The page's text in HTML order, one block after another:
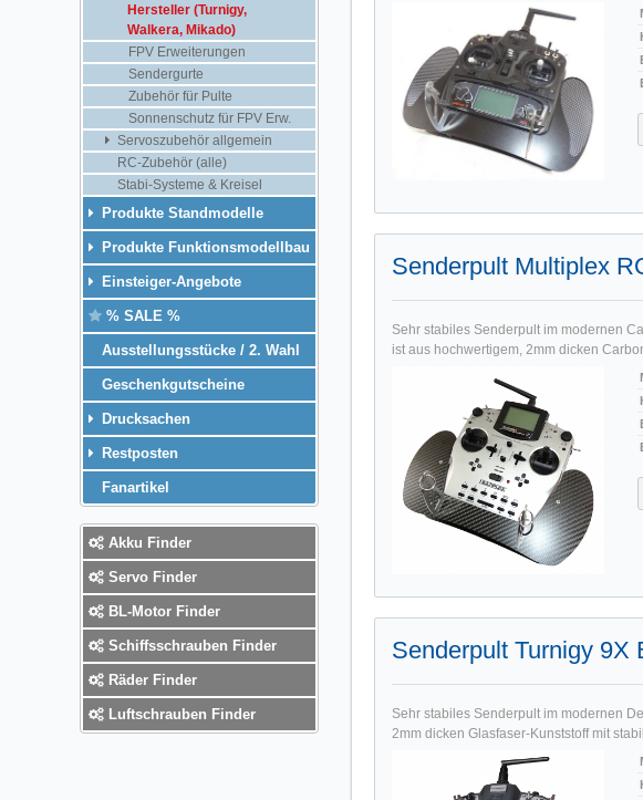
Senderpult Multiplex
Sehr stabiles Senderpult im modernen
ist aus hochwertigem, 2mm dicken
Senderpult Turnigy 9X
Sehr stabiles Senderpult im modernen
2mm dicken Glasfaser-Kunststoff mit
Hersteller (Turnigy,
Walkera, Mikado)
FPV Erweiterungen
Sendergurte
Zubehör für Pulte
Sonnenschutz für FPV Erw.
Servoszubehör allgemein
RC-Zubehör (alle)
Stabi-Systeme & Kreisel
Produkte Standmodelle
Produkte Funktionsmodellbau
Einsteiger-Angebote
% SALE %
Ausstellungsstücke / 2. Wahl
Geschenkgutscheine
Drucksachen
Restposten
Fanartikel
Akku Finder
Servo Finder
BL-Motor Finder
Schiffsschrauben Finder
Räder Finder
Luftschrauben Finder